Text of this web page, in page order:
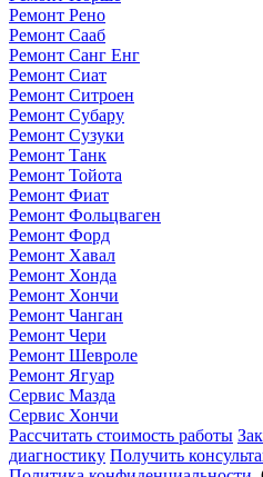
Ремонт Рено
Ремонт Сааб
Ремонт Санг Енг
Ремонт Сиат
Ремонт Ситроен
Ремонт Субару
Ремонт Сузуки
Ремонт Танк
Ремонт Тойота
Ремонт Фиат
Ремонт Фольцваген
Ремонт Форд
Ремонт Хавал
Ремонт Хонда
Ремонт Хончи
Ремонт Чанган
Ремонт Чери
Ремонт Шевроле
Ремонт Ягуар
Сервис Мазда
Сервис Хончи
Рассчитать стоимость работы
диагностику Получить